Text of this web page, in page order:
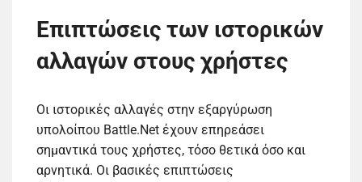
Επιπτώσεις των ιστορικών
αλλαγών στους χρήστες
Οι ιστορικές αλλαγές στην εξαργύρωση
υπολοίπου Battle.Net έχουν επηρεάσει
σημαντικά τους χρήστες, τόσο θετικά όσο και
αρνητικά. Οι βασικές επιπτώσεις